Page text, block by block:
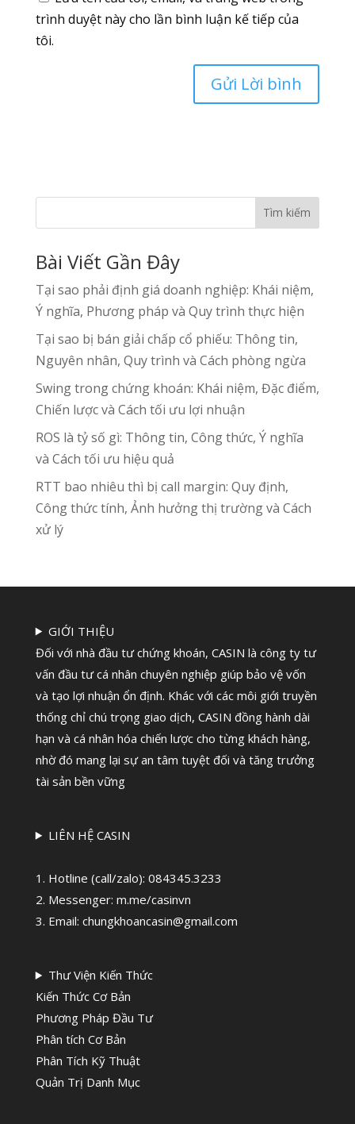
trình duyệt này cho lần bình luận kế tiếp của
tôi.
Tìm kiếm
Bài Viết Gần Đây
Tại sao phải định giá doanh nghiệp: Khái niệm,
Ý nghĩa, Phương pháp và Quy trình thực hiện
Tại sao bị bán giải chấp cổ phiếu: Thông tin,
Nguyên nhân, Quy trình và Cách phòng ngừa
Swing trong chứng khoán: Khái niệm, Đặc điểm,
Chiến lược và Cách tối ưu lợi nhuận
ROS là tỷ số gì: Thông tin, Công thức, Ý nghĩa
và Cách tối ưu hiệu quả
RTT bao nhiêu thì bị call margin: Quy định,
Công thức tính, Ảnh hưởng thị trường và Cách
xử lý
GIỚI THIỆU
Đối với nhà đầu tư chứng khoán, CASIN là công ty tư
vấn đầu tư cá nhân chuyên nghiệp giúp bảo vệ vốn
và tạo lợi nhuận ổn định. Khác với các môi giới truyền
thống chỉ chú trọng giao dịch, CASIN đồng hành dài
hạn và cá nhân hóa chiến lược cho từng khách hàng,
nhờ đó mang lại sự an tâm tuyệt đối và tăng trưởng
tài sản bền vững
LIÊN HỆ CASIN
1. Hotline (call/zalo): 084345.3233
2. Messenger: m.me/casinvn
3. Email: chungkhoancasin@gmail.com
Thư Viện Kiến Thức
Kiến Thức Cơ Bản
Phương Pháp Đầu Tư
Phân tích Cơ Bản
Phân Tích Kỹ Thuật
Quản Trị Danh Mục